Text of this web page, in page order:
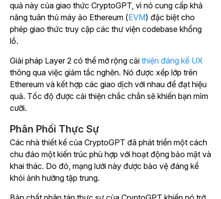
quả này của giao thức CryptoGPT, vì nó cung cấp khả
năng tuân thủ máy ảo Ethereum (EVM) đặc biệt cho
phép giao thức truy cập các thư viện codebase khổng
lồ.
Giải pháp Layer 2 có thể mở rộng cải thiện đáng kể UX
thông qua việc giảm tắc nghẽn. Nó được xếp lớp trên
Ethereum và kết hợp các giao dịch với nhau để đạt hiệu
quả. Tốc độ được cải thiện chắc chắn sẽ khiến bạn mỉm
cười.
Phân Phối Thực Sự
Các nhà thiết kế của CryptoGPT đã phát triển một cách
chu đáo một kiến trúc phù hợp với hoạt động bảo mật và
khai thác. Do đó, mạng lưới này được bảo vệ đáng kể
khỏi ảnh hưởng tập trung.